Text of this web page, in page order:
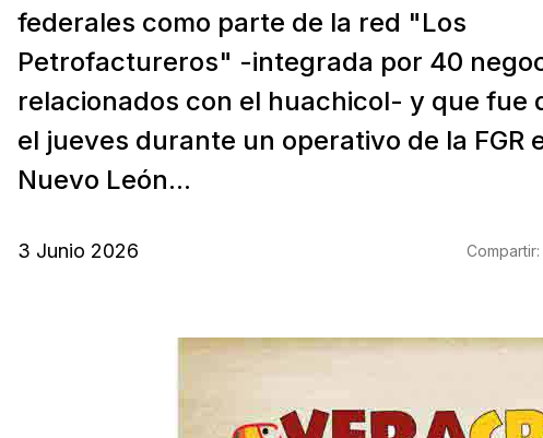
federales como parte de la red "Los
Petrofactureros" -integrada por 40
relacionados con el huachicol- y que fue
el jueves durante un operativo de la FGR
Nuevo León...
3 Junio 2026 Compartir: